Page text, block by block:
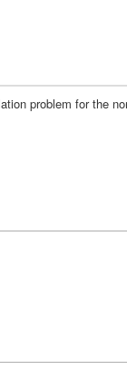
problem for the